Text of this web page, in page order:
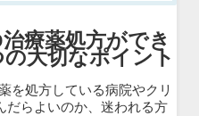
療薬処方ができ
大切なポイント
を処方している病院やクリ
だらよいのか、迷われる方